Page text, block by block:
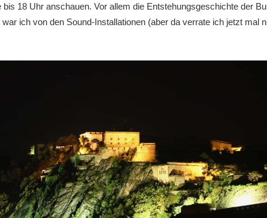
18 Uhr anschauen. Vor allem die Entstehungsgeschichte der
ich von den Sound-Installationen (aber da verrate ich jetzt mal